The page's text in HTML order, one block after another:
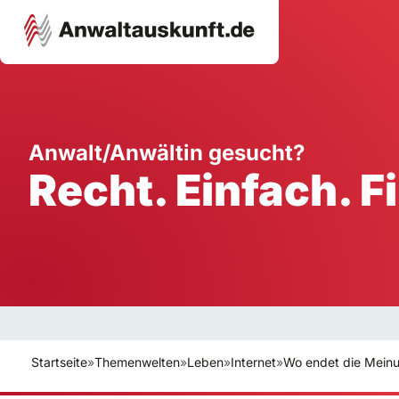
Ausbildung
Handwerk
Dienstleistung
Anwalt/Anwältin gesucht?
Recht. Einfach.
Startseite»Themenwelten»Leben»Internet»Wo endet die